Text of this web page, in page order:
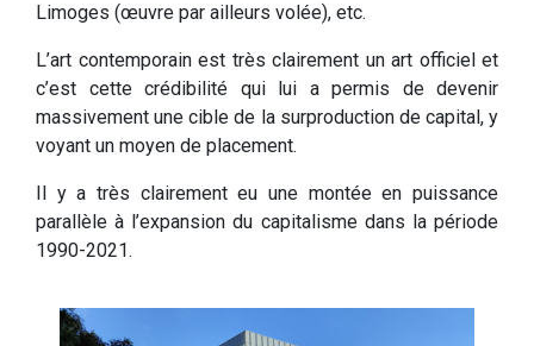
Limoges (œuvre par ailleurs volée), etc.
L’art contemporain est très clairement un art officiel et
c’est cette crédibilité qui lui a permis de devenir
massivement une cible de la surproduction de capital, y
voyant un moyen de placement.
Il y a très clairement eu une montée en puissance
parallèle à l’expansion du capitalisme dans la période
1990-2021.